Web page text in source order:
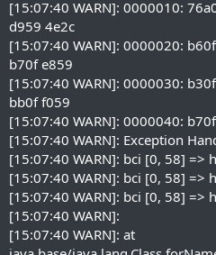
[15:07:40 WARN]: 0000010:
d959 4e2c
[15:07:40 WARN]: 0000020:
b70f e859
[15:07:40 WARN]: 0000030:
bb0f f059
[15:07:40 WARN]: 0000040:
[15:07:40 WARN]: Exception
[15:07:40 WARN]: bci [0, 58] =>
[15:07:40 WARN]: bci [0, 58] =>
[15:07:40 WARN]: bci [0, 58] =>
[15:07:40 WARN]:
[15:07:40 WARN]: at